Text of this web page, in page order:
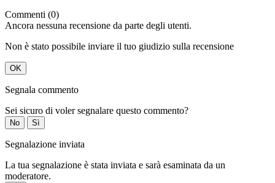
Commenti (0)
Ancora nessuna recensione da parte degli utenti.
Non è stato possibile inviare il tuo giudizio sulla recensione
OK
Segnala commento
Sei sicuro di voler segnalare questo commento?
No Sì
Segnalazione inviata
La tua segnalazione è stata inviata e sarà esaminata da un
moderatore.